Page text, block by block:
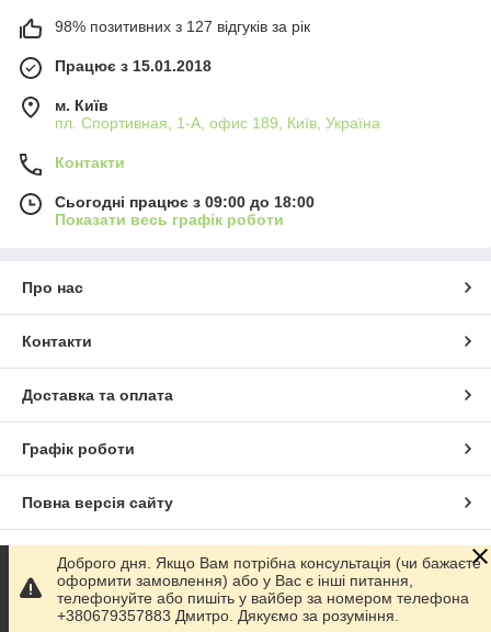
98% позитивних з 127 відгуків за рік
Працює з 15.01.2018
м. Київ
пл. Спортивная, 1-А, офис 189, Київ, Україна
Контакти
Сьогодні працює з 09:00 до 18:00
Показати весь графік роботи
Про нас
Контакти
Доставка та оплата
Графік роботи
Повна версія сайту
Сайт створено на маркетплейсіProm.ua
Політика конфіденційності
Доброго дня. Якщо Вам потрібна консультація (чи бажаєте
оформити замовлення) або у Вас є інші питання,
телефонуйте або пишіть у вайбер за номером телефона
+380679357883 Дмитро. Дякуємо за розуміння.